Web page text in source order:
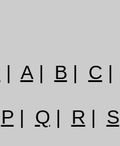
| A| B | C
P | Q | R | S